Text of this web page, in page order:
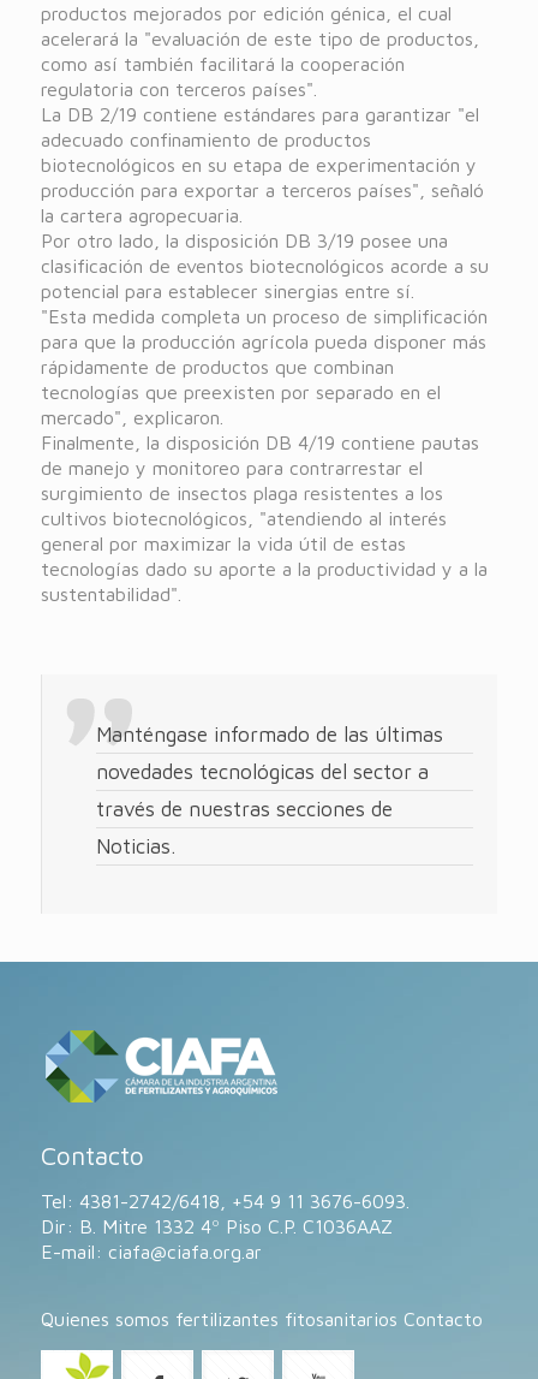
productos mejorados por edición génica, el cual
acelerará la "evaluación de este tipo de productos,
como así también facilitará la cooperación
regulatoria con terceros países".
La DB 2/19 contiene estándares para garantizar "el
adecuado confinamiento de productos
biotecnológicos en su etapa de experimentación y
producción para exportar a terceros países", señaló
la cartera agropecuaria.
Por otro lado, la disposición DB 3/19 posee una
clasificación de eventos biotecnológicos acorde a su
potencial para establecer sinergias entre sí.
"Esta medida completa un proceso de simplificación
para que la producción agrícola pueda disponer más
rápidamente de productos que combinan
tecnologías que preexisten por separado en el
mercado", explicaron.
Finalmente, la disposición DB 4/19 contiene pautas
de manejo y monitoreo para contrarrestar el
surgimiento de insectos plaga resistentes a los
cultivos biotecnológicos, "atendiendo al interés
general por maximizar la vida útil de estas
tecnologías dado su aporte a la productividad y a la
sustentabilidad".
Manténgase informado de las últimas
novedades tecnológicas del sector a
través de nuestras secciones de
Noticias.
Contacto
Tel: 4381-2742/6418, +54 9 11 3676-6093.
Dir: B. Mitre 1332 4º Piso C.P. C1036AAZ
E-mail: ciafa@ciafa.org.ar
Quienes somos fertilizantes fitosanitarios Contacto